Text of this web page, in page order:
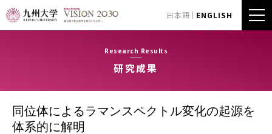
日本語 ENGLISH
Research Results
研究成果
同位体によるラマンスペクトル変化の起源を
体系的に解明